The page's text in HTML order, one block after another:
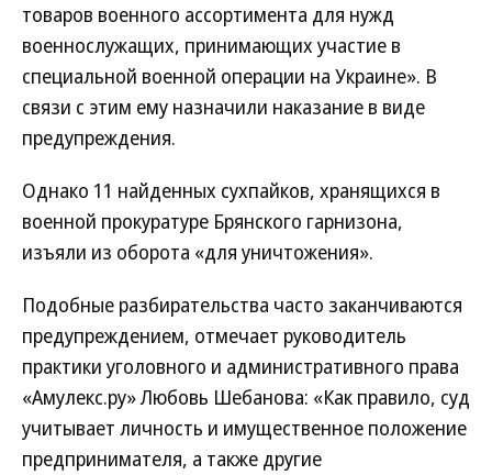
товаров военного ассортимента для нужд
военнослужащих, принимающих участие в
специальной военной операции на Украине». В
связи с этим ему назначили наказание в виде
предупреждения.
Однако 11 найденных сухпайков, хранящихся в
военной прокуратуре Брянского гарнизона,
изъяли из оборота «для уничтожения».
Подобные разбирательства часто заканчиваются
предупреждением, отмечает руководитель
практики уголовного и административного права
«Амулекс.ру» Любовь Шебанова: «Как правило, суд
учитывает личность и имущественное положение
предпринимателя, а также другие